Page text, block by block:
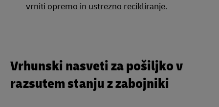
vrniti opremo in ustrezno recikliranje.
Vrhunski nasveti za pošiljko v
razsutem stanju z zabojniki